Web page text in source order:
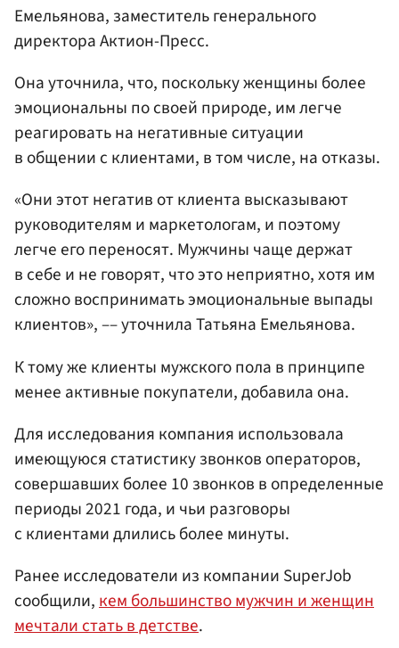
Емельянова, заместитель генерального
директора Актион-Пресс.
Она уточнила, что, поскольку женщины более
эмоциональны по своей природе, им легче
реагировать на негативные ситуации
в общении с клиентами, в том числе, на отказы.
«Они этот негатив от клиента высказывают
руководителям и маркетологам, и поэтому
легче его переносят. Мужчины чаще держат
в себе и не говорят, что это неприятно, хотя им
сложно воспринимать эмоциональные выпады
клиентов», –– уточнила Татьяна Емельянова.
К тому же клиенты мужского пола в принципе
менее активные покупатели, добавила она.
Для исследования компания использовала
имеющуюся статистику звонков операторов,
совершавших более 10 звонков в определенные
периоды 2021 года, и чьи разговоры
с клиентами длились более минуты.
Ранее исследователи из компании SuperJob
сообщили,кем большинство мужчин и женщин
мечтали стать в детстве.